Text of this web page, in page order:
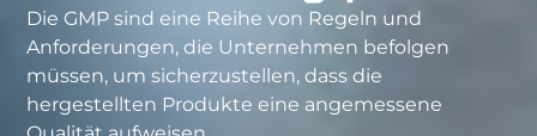
Die GMP sind eine Reihe von Regeln und
Anforderungen, die Unternehmen befolgen
müssen, um sicherzustellen, dass die
hergestellten Produkte eine angemessene